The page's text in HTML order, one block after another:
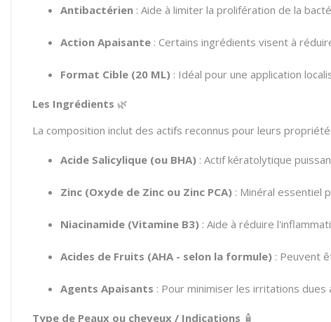
Antibactérien : Aide à limiter la prolifération de la
Action Apaisante : Certains ingrédients visent à
Format Cible (20 ML) : Idéal pour une application
Les Ingrédients 🌿
La composition inclut des actifs reconnus pour leurs
Acide Salicylique (ou BHA) : Actif kératolytique
Zinc (Oxyde de Zinc ou Zinc PCA) : Minéral essentiel
Niacinamide (Vitamine B3) : Aide à réduire
Acides de Fruits (AHA - selon la formule) : Peuvent
Agents Apaisants : Pour minimiser les irritations dues
Type de Peaux ou cheveux / Indications 🧴